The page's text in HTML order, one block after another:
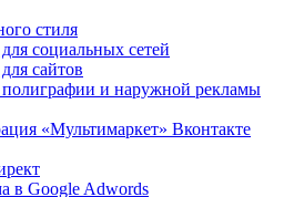
стиля
социальных сетей
сайтов
полиграфии и наружной рекламы
«Мультимаркет» Вконтакте
в Google Adwords